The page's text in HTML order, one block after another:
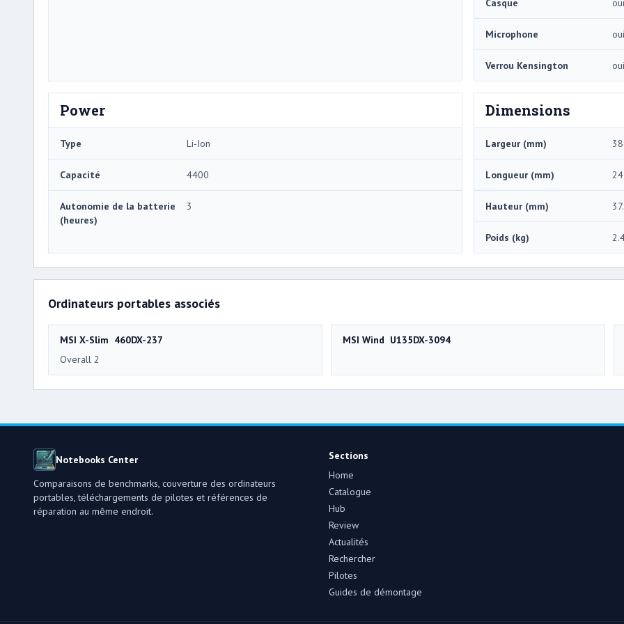
Casque oui
Microphone oui
Verrou Kensington oui
Power
Type Li-Ion
Capacité 4400
Autonomie de la batterie
(heures)
3
Dimensions
Largeur (mm)
Longueur (mm)
Hauteur (mm)
Poids (kg)
Ordinateurs portables associés
MSI X-Slim 460DX-237
Overall 2
MSI Wind U135DX-3094
Notebooks Center
Comparaisons de benchmarks, couverture des ordinateurs
portables, téléchargements de pilotes et références de
réparation au même endroit.
Sections
Home
Catalogue
Hub
Review
Actualités
Rechercher
Pilotes
Guides de démontage